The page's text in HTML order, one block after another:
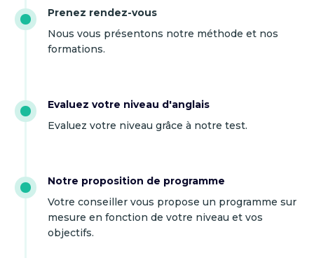
Prenez rendez-vous
Nous vous présentons notre méthode et nos
formations.
Evaluez votre niveau d'anglais
Evaluez votre niveau grâce à notre test.
Notre proposition de programme
Votre conseiller vous propose un programme sur
mesure en fonction de votre niveau et vos
objectifs.